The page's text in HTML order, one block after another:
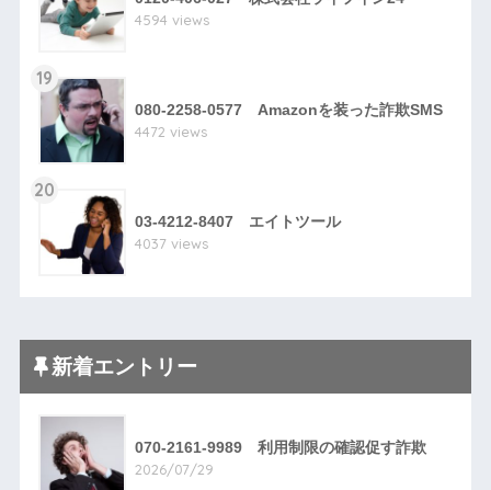
4594 views
19
080-2258-0577 Amazonを装った詐欺SMS
4472 views
20
03-4212-8407 エイトツール
4037 views
新着エントリー
070-2161-9989 利用制限の確認促す詐欺
2026/07/29